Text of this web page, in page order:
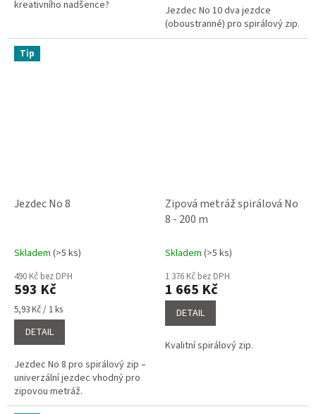
kreativního nadšence?
Jezdec No 10 dva jezdce
(oboustranné) pro spirálový zip.
Tip
Jezdec No 8
Skladem (>5 ks)
490 Kč bez DPH
593 Kč
Měrná
cena:
5,93 Kč / 1 ks
DETAIL
Jezdec No 8 pro spirálový zip –
univerzální jezdec vhodný pro
zipovou metráž.
Zipová metráž spirálová No
8 - 200 m
Skladem (>5 ks)
1 376 Kč bez DPH
1 665 Kč
DETAIL
Kvalitní spirálový zip.